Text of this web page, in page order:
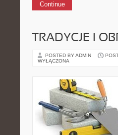
Continue
TRADYCJE I
POSTED BY ADMIN
WYŁĄCZONA